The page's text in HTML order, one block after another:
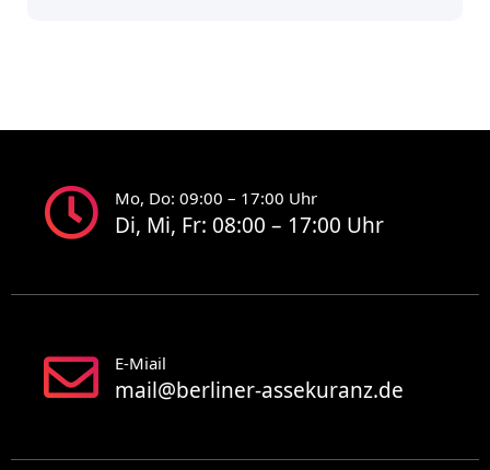
Mo, Do: 09:00 – 17:00 Uhr
Di, Mi, Fr: 08:00 – 17:00 Uhr
E-Miail
mail@berliner-assekuranz.de